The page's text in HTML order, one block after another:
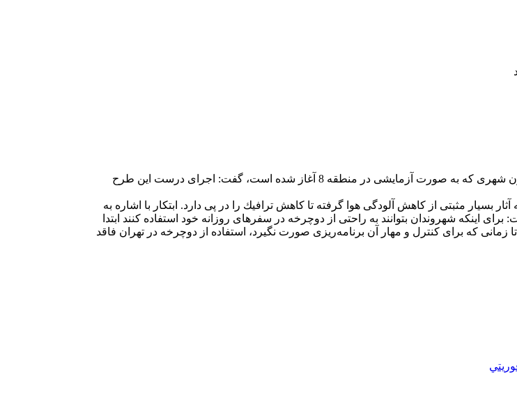
رئیس كمیته محیط زیست شورای شهر تهران با اشاره به استفاده از دوچرخه در سفرهای درون شهری كه به صورت آزمایشی در منطقه 8 آغاز شده است، گفت: اجرای درست این طرح
مثبتی از كاهش آلودگی هوا گرفته تا كاهش ترافیك را در پی دارد. ابتكار با اشاره به
اینكه شهروندان بتوانند به راحتی از دوچرخه در سفرهای روزانه خود استفاده كنند ابتدا
زمانی كه برای كنترل و مهار آن برنامه‌ریزی صورت نگیرد، استفاده از دوچرخه در تهران فاقد